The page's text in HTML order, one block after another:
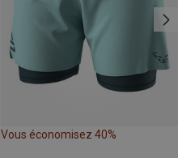
Vous économisez 40%